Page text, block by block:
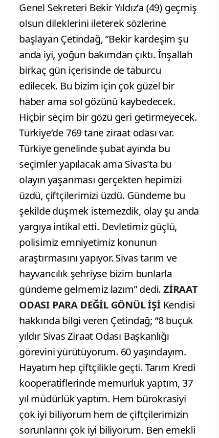
Genel Sekreteri Bekir Yıldız’a (49) geçmiş
olsun dileklerini ileterek sözlerine
başlayan Çetindağ, “Bekir kardeşim şu
anda iyi, yoğun bakımdan çıktı. İnşallah
birkaç gün içerisinde de taburcu
edilecek. Bu bizim için çok güzel bir
haber ama sol gözünü kaybedecek.
Hiçbir seçim bir gözü geri getirmeyecek.
Türkiye’de 769 tane ziraat odası var.
Türkiye genelinde şubat ayında bu
seçimler yapılacak ama Sivas’ta bu
olayın yaşanması gerçekten hepimizi
üzdü, çiftçilerimizi üzdü. Gündeme bu
şekilde düşmek istemezdik, olay şu anda
yargıya intikal etti. Devletimiz güçlü,
polisimiz emniyetimiz konunun
araştırmasını yapıyor. Sivas tarım ve
hayvancılık şehriyse bizim bunlarla
gündeme gelmemiz lazım” dedi. ZİRAAT
ODASI PARA DEĞİL GÖNÜL İŞİ Kendisi
hakkında bilgi veren Çetindağ; “8 buçuk
yıldır Sivas Ziraat Odası Başkanlığı
görevini yürütüyorum. 60 yaşındayım.
Hayatım hep çiftçilikle geçti. Tarım Kredi
kooperatiflerinde memurluk yaptım, 37
yıl müdürlük yaptım. Hem bürokrasiyi
çok iyi biliyorum hem de çiftçilerimizin
sorunlarını çok iyi biliyorum. Ben emekli